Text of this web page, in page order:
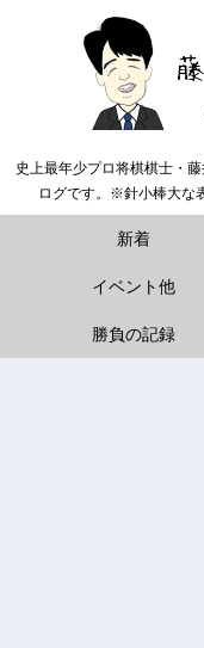
史上最年少プロ将棋棋士・
ログです。※針小棒大な
新着
イベント他
勝負の記録